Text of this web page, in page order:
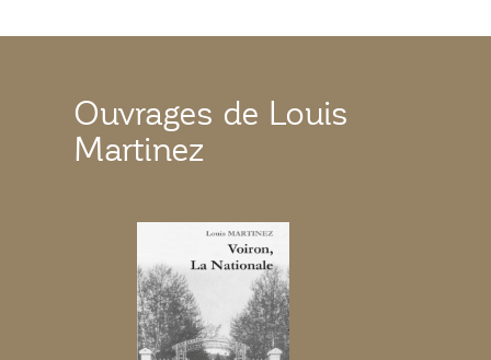
Ouvrages de Louis
Martinez